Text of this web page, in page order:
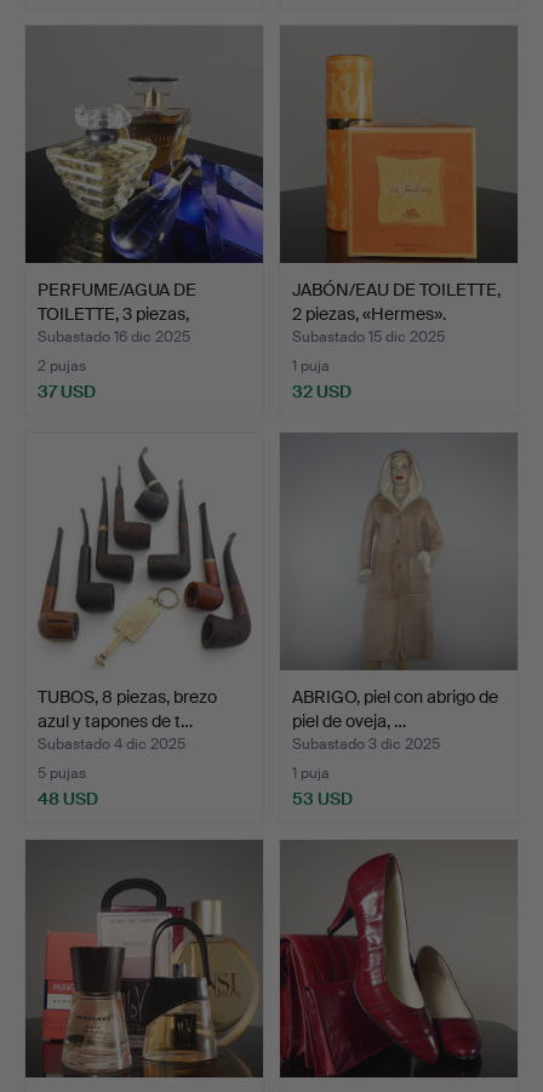
PERFUME/AGUA DE
TOILETTE, 3 piezas,
«Lanco…
Subastado 16 dic 2025
2 pujas
37 USD
JABÓN/EAU DE TOILETTE,
2 piezas, «Hermes».
Subastado 15 dic 2025
1 puja
32 USD
TUBOS, 8 piezas, brezo
azul y tapones de t…
Subastado 4 dic 2025
5 pujas
48 USD
ABRIGO, piel con abrigo de
piel de oveja, …
Subastado 3 dic 2025
1 puja
53 USD